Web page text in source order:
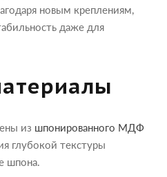
новым креплениям,
даже для
из шпонированного МДФ
глубокой текстуры
шпона.